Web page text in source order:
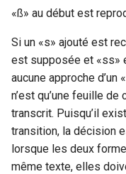
encodingDesc
expan
extent
figure
«ß» au début est
Si un «s» ajouté est
est supposée et «ss»
aucune approche d’un
n’est qu’une feuille
transcrit. Puisqu’il
transition, la décision
lorsque les deux
même texte, elles